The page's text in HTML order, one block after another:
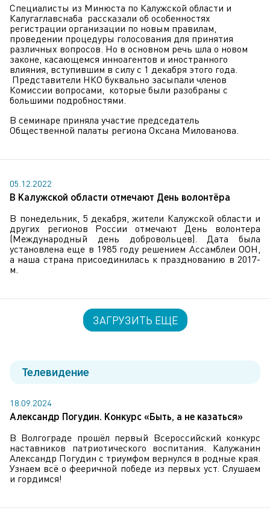
Специалисты из Минюста по Калужской области и
Калугаглавснаба рассказали об особенностях
регистрации организации по новым правилам,
проведении процедуры голосования для принятия
различных вопросов. Но в основном речь шла о новом
законе, касающемся инноагентов и иностранного
влияния, вступившим в силу с 1 декабря этого года.
Представители НКО буквально засыпали членов
Комиссии вопросами, которые были разобраны с
большими подробностями.
В семинаре приняла участие председатель
Общественной палаты региона Оксана Милованова.
05.12.2022
В Калужской области отмечают День волонтёра
В понедельник, 5 декабря, жители Калужской области и
других регионов России отмечают День волонтера
(Международный день добровольцев). Дата была
установлена еще в 1985 году решением Ассамблеи ООН,
а наша страна присоединилась к празднованию в 2017-
м.
ЗАГРУЗИТЬ ЕЩЕ
Телевидение
18.09.2024
Александр Погудин. Конкурс «Быть, а не казаться»
В Волгограде прошёл первый Всероссийский конкурс
наставников патриотического воспитания. Калужанин
Александр Погудин с триумфом вернулся в родные края.
Узнаем всё о фееричной победе из первых уст. Слушаем
и гордимся!